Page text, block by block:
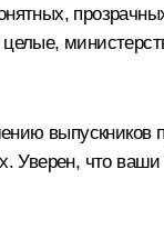
выпускников
Уверен, что